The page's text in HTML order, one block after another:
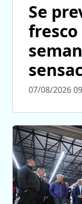
Se
07/08/2026